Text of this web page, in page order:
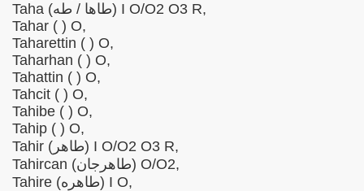
Taha (طاها / طه) I O/O2 O3 R,
Tahar ( ) O,
Taharettin ( ) O,
Taharhan ( ) O,
Tahattin ( ) O,
Tahcit ( ) O,
Tahibe ( ) O,
Tahip ( ) O,
Tahir (طاهر) I O/O2 O3 R,
Tahircan (طاهرجان) O/O2,
Tahire (طاهره) I O,
heute